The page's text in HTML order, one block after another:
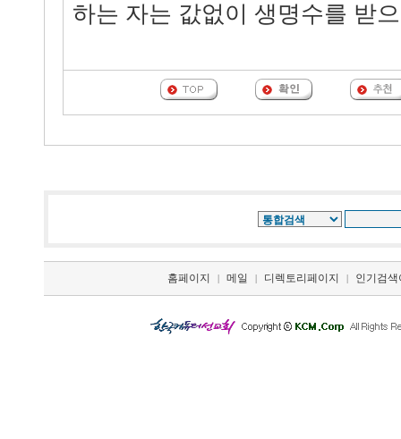
하는 자는 값없이 생명수를 받으
홈페이지 | 메일 | 디렉토리페이지 | 인기검색